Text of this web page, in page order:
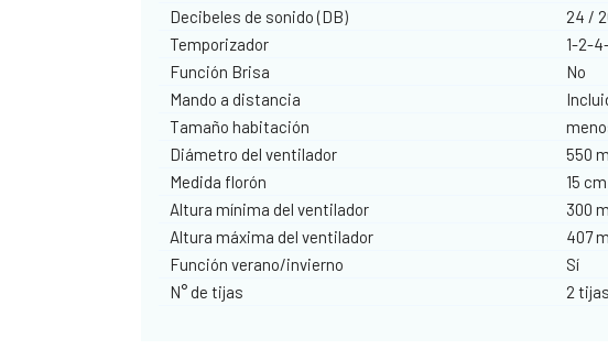
Decibeles de sonido (DB)
24 /
Temporizador
1-2-
Función Brisa
No
Mando a distancia
Tamaño habitación
Diámetro del ventilador
550
Medida florón
15 cm
Altura mínima del ventilador
300
Altura máxima del ventilador
407
Función verano/invierno
Sí
N° de tijas
2 tijas